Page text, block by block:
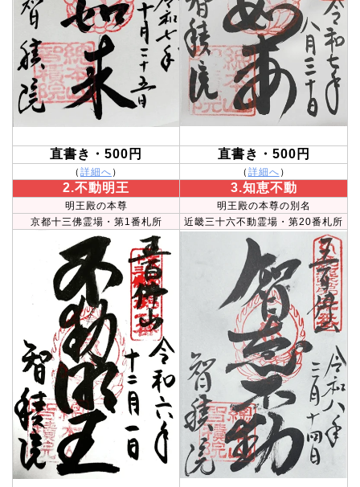
直書き・500円 直書き・500円
（ 詳細へ ） （ 詳細へ ）
2.不動明王 3.知恵不動
明王殿の本尊
明王殿の本尊の別名
京都十三佛霊場・第1番札所
近畿三十六不動霊場・第20番札所